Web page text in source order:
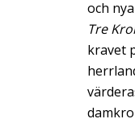
och
Tre
kravet